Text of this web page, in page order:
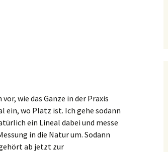
wie das Ganze in der Praxis
ein, wo Platz ist. Ich gehe sodann
ein Lineal dabei und messe
in die Natur um. Sodann
ab jetzt zur